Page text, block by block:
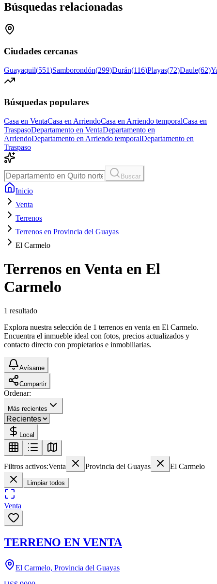
Búsquedas relacionadas
Ciudades cercanas
Guayaquil(551)Samborondón(299)Durán(116)Playas(72)Daule(62)
Búsquedas populares
Casa en VentaCasa en ArriendoCasa en Arriendo temporalCasa en
TraspasoDepartamento en VentaDepartamento en
ArriendoDepartamento en Arriendo temporalDepartamento en
Traspaso
Buscar
Inicio
Venta
Terrenos
Terrenos en Provincia del Guayas
El Carmelo
Terrenos en Venta en El
Carmelo
1 resultado
Explora nuestra selección de 1 terrenos en venta en El Carmelo.
Encuentra el inmueble ideal con fotos, precios actualizados y
contacto directo con propietarios e inmobiliarias.
Avísame
Compartir
Ordenar:
Más recientes
Local
Filtros activos:Venta Provincia del Guayas El Carmelo
Limpiar todos
Venta
TERRENO EN VENTA
El Carmelo, Provincia del Guayas